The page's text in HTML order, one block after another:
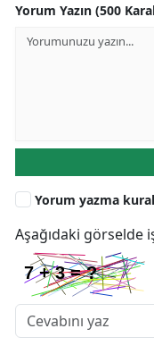
Yorum Yazın (500
Yorum yazma
Aşağıdaki görselde